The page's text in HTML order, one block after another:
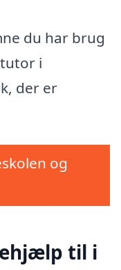
du har brug
i
der er
og
til i